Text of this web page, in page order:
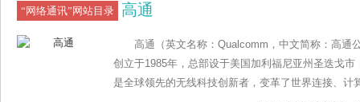
提供一站式的大数据解决方案，为企业数字化运营提
网、智慧城市研究院，开展工业物联网体系架构、
工业互联网平台与智慧城市技术交流平台。
500强排行榜发布，中国移动通信集团公司位列56位
“网络通讯”网站目录 高通
高通（英文名称：Qualcomm，中文简称：高通
创立于1985年，总部设于美国加利福尼亚州圣迭戈
是全球领先的无线科技创新者，变革了世界连接、计